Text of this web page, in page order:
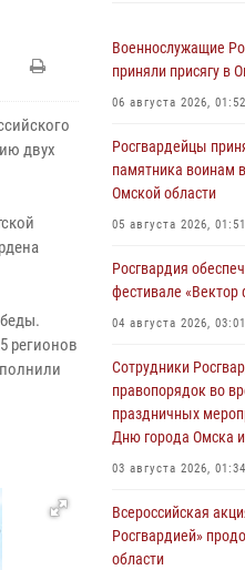
двух
регионов
Военнослужащие
приняли присягу в
06 августа 2026, 01:52
Росгвардейцы
памятника воинам
Омской области
05 августа 2026, 01:51
Росгвардия
фестивале «Вектор
04 августа 2026, 03:01
Сотрудники
правопорядок во
праздничных
Дню города Омска
03 августа 2026, 01:34
Всероссийская
Росгвардией»
области